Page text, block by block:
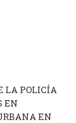
LA POLICÍA
EN
EN